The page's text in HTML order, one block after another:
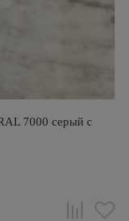
7000 серый с